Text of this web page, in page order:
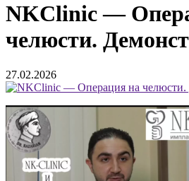
NKClinic —
челюсти.
27.02.2026